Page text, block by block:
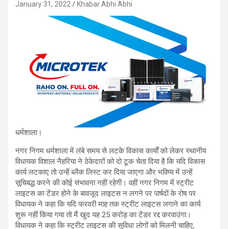
January 31, 2022 Khabar Abhi Abhi
धर्मशाला।
नगर निगम धर्मशाला में लंबे समय से लटके विकास कार्यों को लेकर स्थानीय
विधायक विशाल नैहरिया ने ठेकेदारों को दो टूक चेता दिया है कि यदि विकास
कार्य लटकाए तो उन्हें ब्लैक लिस्ट कर दिया जाएगा और भविष्य में उन्हें
सूचिबद्ध करने की कोई संभावना नहीं रहेगी। वहीं नगर निगम में स्ट्रीट
लाइटस का टेंडर होने के बावजूद लाइटस न लगने पर पार्षदों के रोष पर
विधायक ने कहा कि यदि फरवरी माह तक स्ट्रीट लाइटस लगाने का कार्य
शुरू नहीं किया गया तो मैं खुद यह 25 करोड़ का टेंडर रद्द करवाउंगा।
विधायक ने कहा कि स्ट्रीट लाइटस की सुविधा लोगों को मिलनी चाहिए,